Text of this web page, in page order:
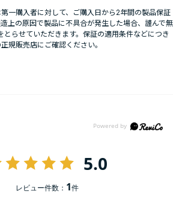
一購入者に対して、ご購入日から2年間の製品保証
上の原因で製品に不具合が発生した場合、謹んで無
らせていただきます。保証の適用条件などにつき
規販売店にご確認ください。
5.0
レビュー件数： 1件